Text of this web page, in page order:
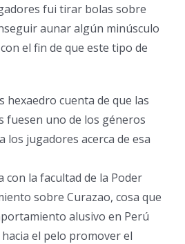
fui tirar bolas sobre
aunar algún minúsculo
el fin de que este tipo de
hexaedro cuenta de que las
fuesen uno de los géneros
los jugadores acerca de esa
con la facultad de la Poder
sobre Curazao, cosa que
alusivo en Perú
el pelo promover el